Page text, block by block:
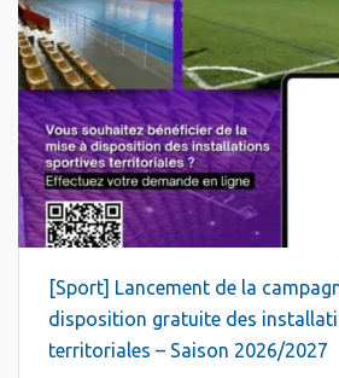
[Sport] Lancement de la
disposition gratuite des
territoriales – Saison 2026/2027